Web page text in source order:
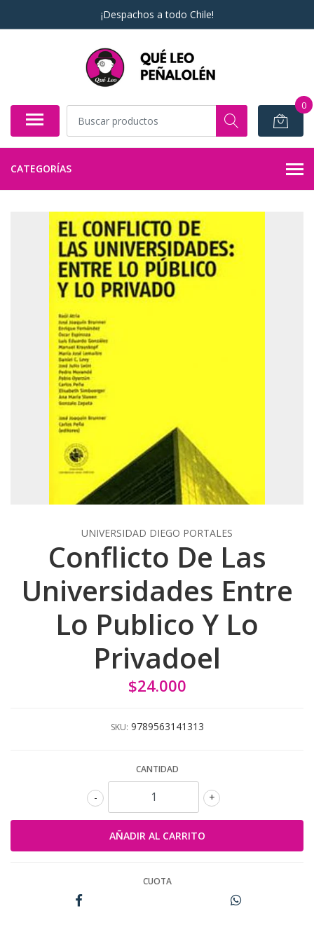
¡Despachos a todo Chile!
0
CATEGORÍAS
UNIVERSIDAD DIEGO PORTALES
Conflicto De Las
Universidades Entre
Lo Publico Y Lo
Privadoel
$24.000
SKU: 9789563141313
CANTIDAD
+
-
CUOTA